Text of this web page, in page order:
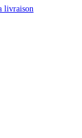
livraison